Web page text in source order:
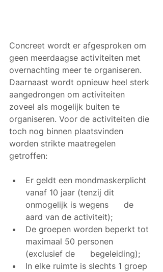
Concreet wordt er afgesproken om
geen meerdaagse activiteiten met
overnachting meer te organiseren.
Daarnaast wordt opnieuw heel sterk
aangedrongen om activiteiten
zoveel als mogelijk buiten te
organiseren. Voor de activiteiten die
toch nog binnen plaatsvinden
worden strikte maatregelen
getroffen:
Er geldt een mondmaskerplicht
vanaf 10 jaar (tenzij dit
onmogelijk is wegens      de
aard van de activiteit);
De groepen worden beperkt tot
maximaal 50 personen
(exclusief de      begeleiding);
In elke ruimte is slechts 1 groep